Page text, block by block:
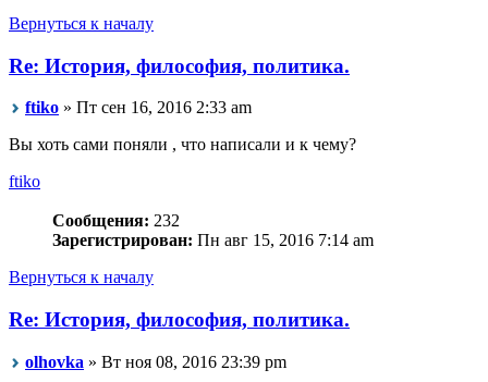
Вернуться к началу
Re: История, философия, политика.
ftiko » Пт сен 16, 2016 2:33 am
Вы хоть сами поняли , что написали и к чему?
ftiko
Сообщения: 232
Зарегистрирован: Пн авг 15, 2016 7:14 am
Вернуться к началу
Re: История, философия, политика.
olhovka » Вт ноя 08, 2016 23:39 pm